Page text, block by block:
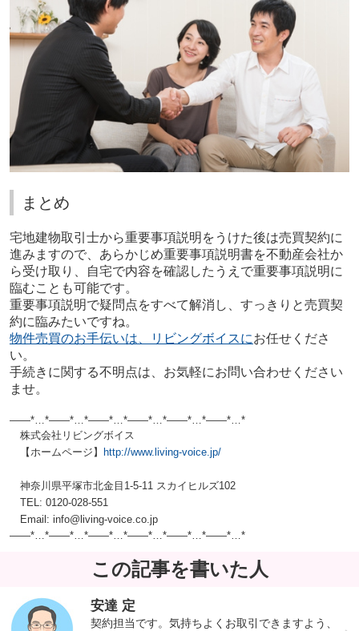
まとめ
宅地建物取引士から重要事項説明をうけた後は売買契約に
進みますので、あらかじめ重要事項説明書を不動産会社か
ら受け取り、自宅で内容を確認したうえで重要事項説明に
臨むことも可能です。
重要事項説明で疑問点をすべて解消し、すっきりと売買契
約に臨みたいですね。
物件売買のお手伝いは、リビングボイスにお任せくださ
い。
手続きに関する不明点は、お気軽にお問い合わせください
ませ。
——*…*——*…*——*…*——*…*——*…*——*…*
株式会社リビングボイス
【ホームページ】
http://www.living-voice.jp/
神奈川県平塚市北金目1-5-11 スカイヒルズ102
TEL: 0120-028-551
Email: info@living-voice.co.jp
——*…*——*…*——*…*——*…*——*…*——*…*
この記事を書いた人
安達 定
契約担当です。気持ちよくお取引できますよう、